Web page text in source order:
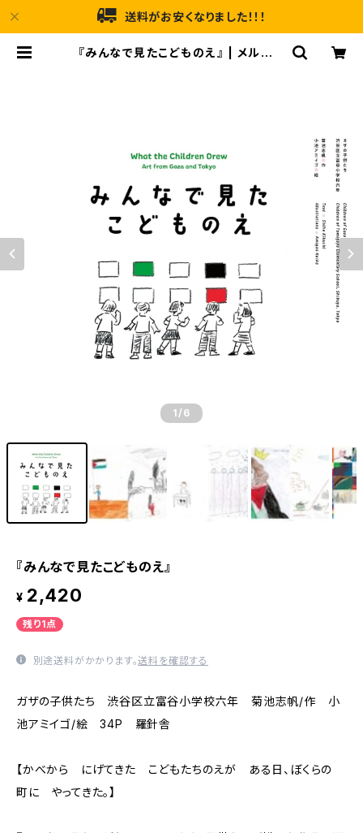
送料がお安くなりました！！！
『みんなで見たこどものえ』 | メルヘン
1 /6
『みんなで見たこどものえ』
¥ 2,420
残り1点
別途送料がかかります。送料を確認する
ガザの子供たち 渋谷区立富谷小学校六年 菊池志帆/作 小
池アミイゴ/絵 34P 羅針舎
【かべから にげてきた こどもたちのえが ある日、ぼくらの
町に やってきた。】